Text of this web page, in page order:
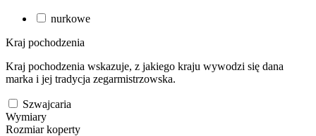
nurkowe
Kraj pochodzenia
Kraj pochodzenia wskazuje, z jakiego kraju wywodzi się dana
marka i jej tradycja zegarmistrzowska.
Szwajcaria
Wymiary
Rozmiar koperty